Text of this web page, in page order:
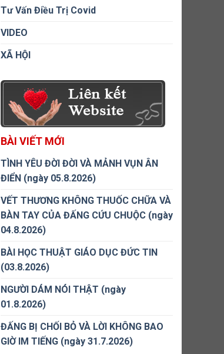
Tư Vấn Điều Trị Covid
VIDEO
XÃ HỘI
BÀI VIẾT MỚI
TÌNH YÊU ĐỜI ĐỜI VÀ MẢNH VỤN ÂN
ĐIỂN (ngày 05.8.2026)
VẾT THƯƠNG KHÔNG THUỐC CHỮA VÀ
BÀN TAY CỦA ĐẤNG CỨU CHUỘC (ngày
04.8.2026)
BÀI HỌC THUẬT GIÁO DỤC ĐỨC TIN
(03.8.2026)
NGƯỜI DÁM NÓI THẬT (ngày
01.8.2026)
ĐẤNG BỊ CHỐI BỎ VÀ LỜI KHÔNG BAO
GIỜ IM TIẾNG (ngày 31.7.2026)